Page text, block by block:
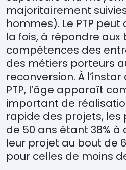
majoritairement
hommes). Le PTP
la fois, à répondre aux
compétences des
des métiers porteurs
reconversion. À
PTP, l’âge apparaît
important de
rapide des projets, les
de 50 ans étant 38%
leur projet au bout de
pour celles de moins